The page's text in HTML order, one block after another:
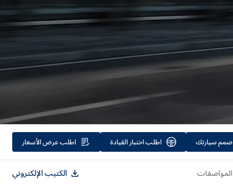
صمم سيارتك اطلباختبار القيادة اطلبعرض الأسعار
المواصفات الكتيب الإلكتروني